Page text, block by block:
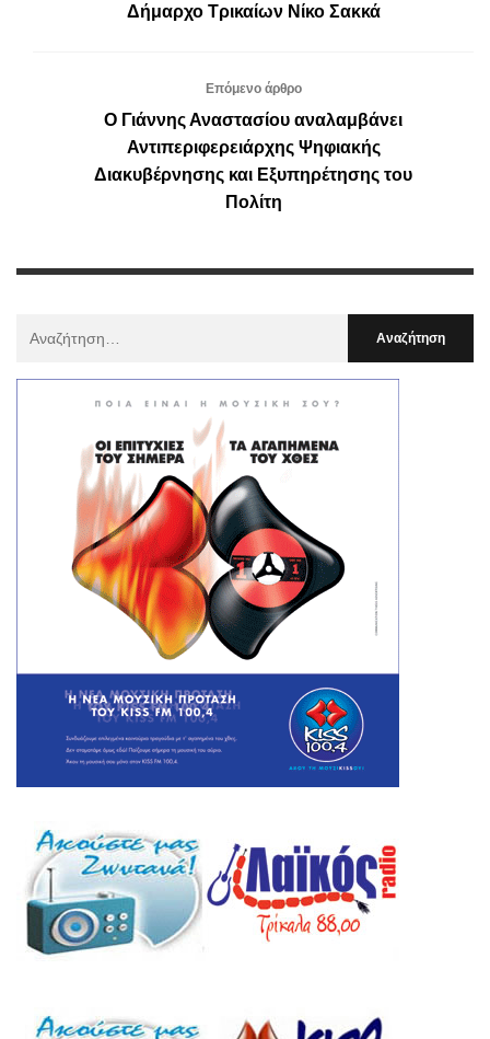
Δήμαρχο Τρικαίων Νίκο Σακκά
Επόμενο άρθρο
Ο Γιάννης Αναστασίου αναλαμβάνει
Αντιπεριφερειάρχης Ψηφιακής
Διακυβέρνησης και Εξυπηρέτησης του
Πολίτη
: